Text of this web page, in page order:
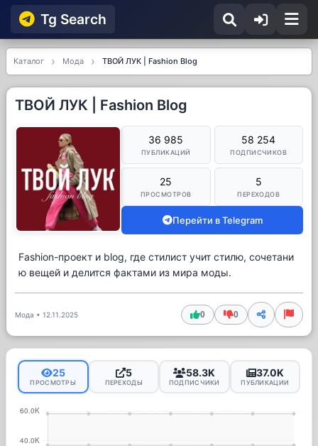
Tg Searсh
Каталог Мода ТВОЙ ЛУК | Fashion Blog
ТВОЙ ЛУК | Fashion Blog
36 985
ПУБЛИКАЦИЙ
58 254
ПОДПИСЧИКОВ
25
ПРОСМОТРОВ
5
ПЕРЕХОДОВ
Перейти в Telegram
Fashion-проект и blog, где стилист учит стилю, сочетани
ю вещей и делится фактами из мира моды.
Мода • 12.11.2025 0 0
25
ПРОСМОТРЫ
5
ПЕРЕХОДЫ
58.3K
ПОДПИСЧИКИ
37.0K
ПУБЛИКАЦИИ